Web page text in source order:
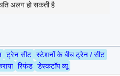
अलग हो सकती है
ट्रेन सीट स्टेशनों के बीच ट्रेन / सीट
रिफंड डेस्कटॉप व्यू